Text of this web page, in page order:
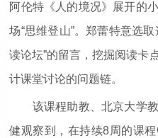
阿伦特《人的境况》展开的
场“思维登山”。郑蕾特意选
读论坛”的留言，挖掘阅读卡
计课堂讨论的问题链。
该课程助教、北京大学教
健观察到，在持续8周的课